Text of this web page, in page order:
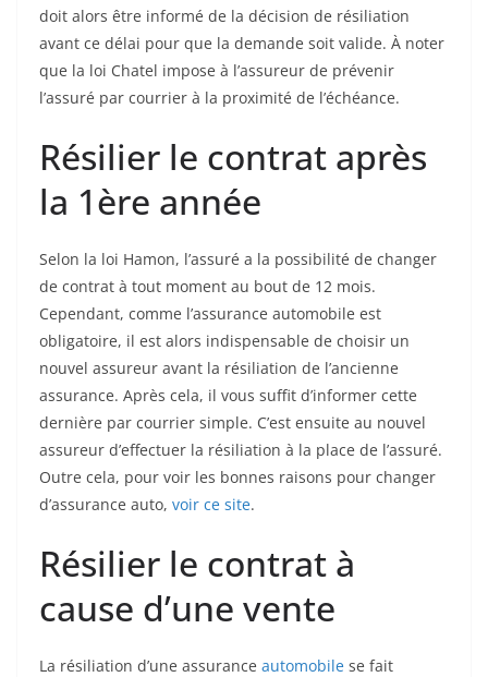
doit alors être informé de la décision de résiliation
avant ce délai pour que la demande soit valide. À noter
que la loi Chatel impose à l’assureur de prévenir
l’assuré par courrier à la proximité de l’échéance.
Résilier le contrat après
la 1ère année
Selon la loi Hamon, l’assuré a la possibilité de changer
de contrat à tout moment au bout de 12 mois.
Cependant, comme l’assurance automobile est
obligatoire, il est alors indispensable de choisir un
nouvel assureur avant la résiliation de l’ancienne
assurance. Après cela, il vous suffit d’informer cette
dernière par courrier simple. C’est ensuite au nouvel
assureur d’effectuer la résiliation à la place de l’assuré.
Outre cela, pour voir les bonnes raisons pour changer
d’assurance auto, voir ce site.
Résilier le contrat à
cause d’une vente
La résiliation d’une assurance automobile se fait